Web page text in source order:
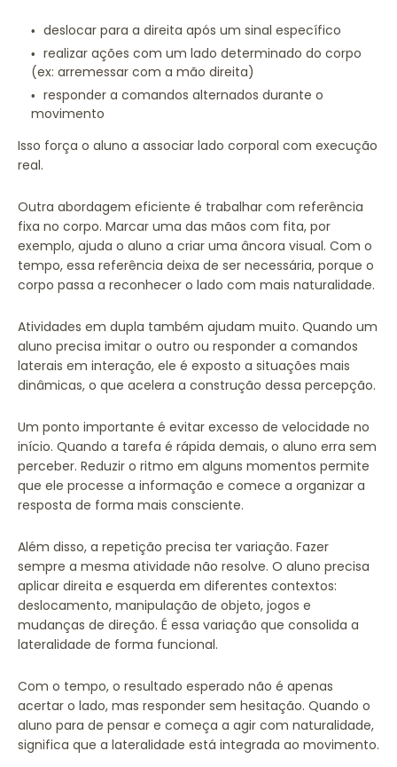
deslocar para a direita após um sinal específico
realizar ações com um lado determinado do corpo
(ex: arremessar com a mão direita)
responder a comandos alternados durante o
movimento
Isso força o aluno a associar lado corporal com execução
real.
Outra abordagem eficiente é trabalhar com referência
fixa no corpo. Marcar uma das mãos com fita, por
exemplo, ajuda o aluno a criar uma âncora visual. Com o
tempo, essa referência deixa de ser necessária, porque o
corpo passa a reconhecer o lado com mais naturalidade.
Atividades em dupla também ajudam muito. Quando um
aluno precisa imitar o outro ou responder a comandos
laterais em interação, ele é exposto a situações mais
dinâmicas, o que acelera a construção dessa percepção.
Um ponto importante é evitar excesso de velocidade no
início. Quando a tarefa é rápida demais, o aluno erra sem
perceber. Reduzir o ritmo em alguns momentos permite
que ele processe a informação e comece a organizar a
resposta de forma mais consciente.
Além disso, a repetição precisa ter variação. Fazer
sempre a mesma atividade não resolve. O aluno precisa
aplicar direita e esquerda em diferentes contextos:
deslocamento, manipulação de objeto, jogos e
mudanças de direção. É essa variação que consolida a
lateralidade de forma funcional.
Com o tempo, o resultado esperado não é apenas
acertar o lado, mas responder sem hesitação. Quando o
aluno para de pensar e começa a agir com naturalidade,
significa que a lateralidade está integrada ao movimento.